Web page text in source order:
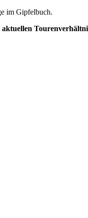
im Gipfelbuch.